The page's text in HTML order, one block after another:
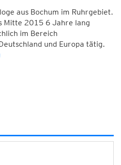
aus Bochum im Ruhrgebiet.
Mitte 2015 6 Jahre lang
im Bereich
und Europa tätig.